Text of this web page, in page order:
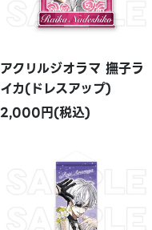
アクリルジオラマ 撫子ラ
イカ(ドレスアップ)
2,000円(税込)